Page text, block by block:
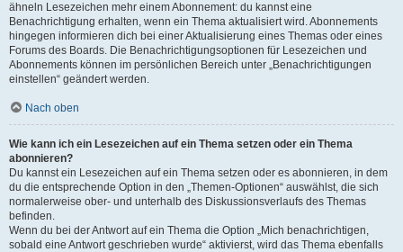
ähneln Lesezeichen mehr einem Abonnement: du kannst eine
Benachrichtigung erhalten, wenn ein Thema aktualisiert wird. Abonnements
hingegen informieren dich bei einer Aktualisierung eines Themas oder eines
Forums des Boards. Die Benachrichtigungsoptionen für Lesezeichen und
Abonnements können im persönlichen Bereich unter „Benachrichtigungen
einstellen“ geändert werden.
Nach oben
Wie kann ich ein Lesezeichen auf ein Thema setzen oder ein Thema
abonnieren?
Du kannst ein Lesezeichen auf ein Thema setzen oder es abonnieren, in dem
du die entsprechende Option in den „Themen-Optionen“ auswählst, die sich
normalerweise ober- und unterhalb des Diskussionsverlaufs des Themas
befinden.
Wenn du bei der Antwort auf ein Thema die Option „Mich benachrichtigen,
sobald eine Antwort geschrieben wurde“ aktivierst, wird das Thema ebenfalls